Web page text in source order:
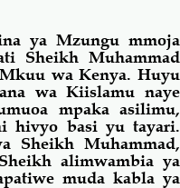
ya Mzungu mmoja
Sheikh Muhammad
Mkuu waKenya. Huyu
wa Kiislamu naye
mpaka asilimu,
hivyo basi yu tayari.
Sheikh Muhammad,
alimwambia ya
muda kabla ya